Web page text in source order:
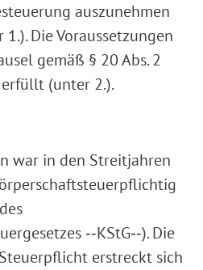
auszunehmen
Die Voraussetzungen
gemäß § 20 Abs. 2
(unter 2.).
war in den Streitjahren
‑‑KStG‑‑). Die
erstreckt sich